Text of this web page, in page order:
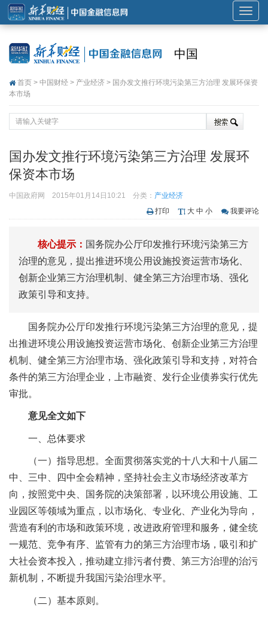
展
开
导
中国
首页 > 中国财经 > 产业经济 > 国办发文推行环境污染第三方治理 发展环保资
本市场
国办发文推行环境污染第三方治理 发展环
保资本市场
中国政府网 2015年01月14日10:21 分类： 产业经济
打印
大 中 小 我要评论
核心提示： 国务院办公厅印发推行环境污染第三方
治理的意见，提出推进环境公用设施投资运营市场化、
创新企业第三方治理机制、健全第三方治理市场、强化
政策引导和支持。
国务院办公厅印发推行环境污染第三方治理的意见，提
出推进环境公用设施投资运营市场化、创新企业第三方治理
机制、健全第三方治理市场、强化政策引导和支持，对符合
条件的第三方治理企业，上市融资、发行企业债券实行优先
审批。
意见全文如下
一、总体要求
（一）指导思想。全面贯彻落实党的十八大和十八届二
中、三中、四中全会精神，坚持社会主义市场经济改革方
向，按照党中央、国务院的决策部署，以环境公用设施、工
业园区等领域为重点，以市场化、专业化、产业化为导向，
营造有利的市场和政策环境，改进政府管理和服务，健全统
一规范、竞争有序、监管有力的第三方治理市场，吸引和扩
大社会资本投入，推动建立排污者付费、第三方治理的治污
新机制，不断提升我国污染治理水平。
（二）基本原则。